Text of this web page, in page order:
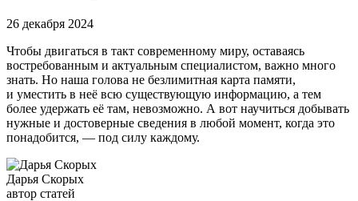
26 декабря 2024
Чтобы двигаться в такт современному миру, оставаясь
востребованным и актуальным специалистом, важно много
знать. Но наша голова не безлимитная карта памяти,
и уместить в неё всю существующую информацию, а тем
более удержать её там, невозможно. А вот научиться добывать
нужные и достоверные сведения в любой момент, когда это
понадобится, — под силу каждому.
Дарья Скорых
автор статей